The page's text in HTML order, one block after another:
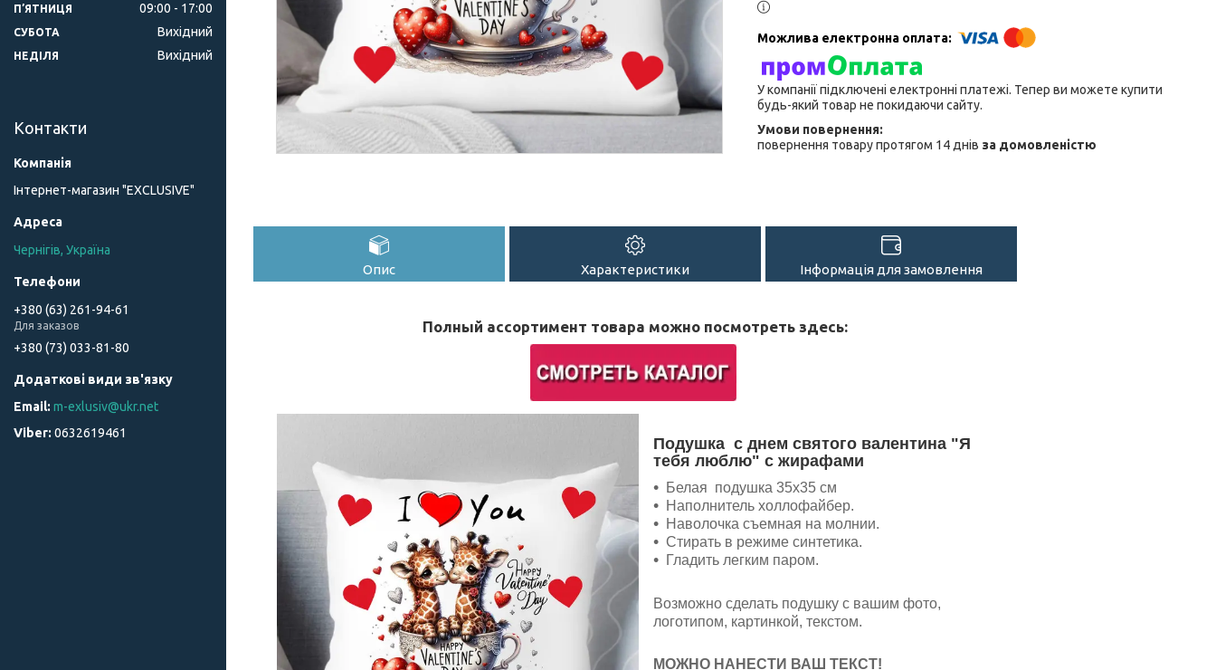
У компанії підключені електронні платежі. Тепер ви можете купити
будь-який товар не покидаючи сайту.
повернення товару протягом 14 днів за домовленістю
Опис Характеристики Інформація для замовлення
Полный ассортимент товара можно посмотреть здесь:
Подушка с днем святого валентина "Я
тебя люблю" с жирафами
Белая подушка 35х35 см
Наполнитель холлофайбер.
Наволочка съемная на молнии.
Стирать в режиме синтетика.
Гладить легким паром.
Возможно сделать подушку с вашим фото,
логотипом, картинкой, текстом.
МОЖНО НАНЕСТИ ВАШ ТЕКСТ!
ПʼЯТНИЦЯ 09:00 17:00
СУБОТА Вихідний
НЕДІЛЯ Вихідний
Контакти
Інтернет-магазин "ЕXCLUSIVE"
Чернігів, Україна
+380 (63) 261-94-61
Для заказов
+380 (73) 033-81-80
m-exlusiv@ukr.net
0632619461